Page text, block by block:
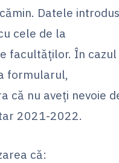
Datele
cele de la
facultăților. În cazul
formularul,
că nu aveți nevoie
2021-2022.
că: